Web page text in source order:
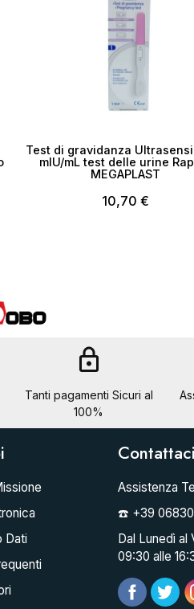
Test di gravidanza
mIU/mL test delle urine
MEGAPLAST
10,70 €
lock
Tanti pagamenti Sicuri al
100%
Dati
Assistenza
☎️ +39
Dal Lunedì al
09:30 alle